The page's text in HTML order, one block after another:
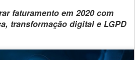
faturamento em 2020 com
transformação digital e LGPD